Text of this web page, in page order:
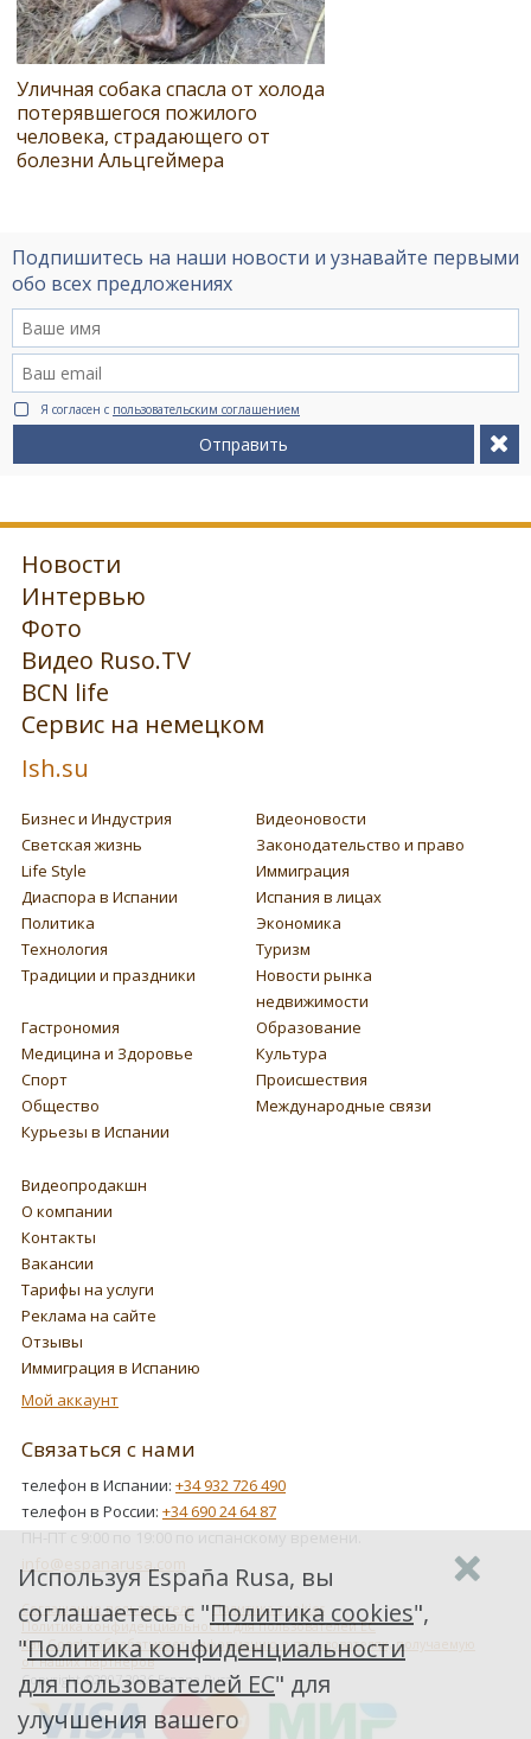
Уличная собака спасла от холода
потерявшегося пожилого
человека, страдающего от
болезни Альцгеймера
Подпишитесь на наши новости и узнавайте первыми
обо всех предложениях
Я согласен с пользовательским соглашением
Отправить
Новости
Интервью
Фото
Видео Ruso.TV
BCN life
Сервис на немецком
Ish.su
Бизнес и Индустрия
Видеоновости
Светская жизнь
Законодательство и право
Life Style
Иммиграция
Диаспора в Испании
Испания в лицах
Политика
Экономика
Технология
Туризм
Традиции и праздники
Новости рынка
недвижимости
Гастрономия
Образование
Медицина и Здоровье
Культура
Спорт
Происшествия
Общество
Международные связи
Курьезы в Испании
Видеопродакшн
О компании
Контакты
Вакансии
Тарифы на услуги
Реклама на сайте
Отзывы
Иммиграция в Испанию
Мой аккаунт
Связаться с нами
телефон в Испании: +34 932 726 490
телефон в России: +34 690 24 64 87
ПН-ПТ с 9:00 по 19:00 по испанскому времени.
info@espanarusa.com
Соглашение пользователя
Политика cookies
Политика конфиденциальности для пользователей ЕС
Как Google обрабатывает информацию о пользователях, получаемую
от наших партнеров
Copyright ©2007-2026 Espana Rusa
Используя España Rusa, вы
соглашаетесь с "Политика cookies",
"Политика конфиденциальности
для пользователей ЕС" для
улучшения вашего